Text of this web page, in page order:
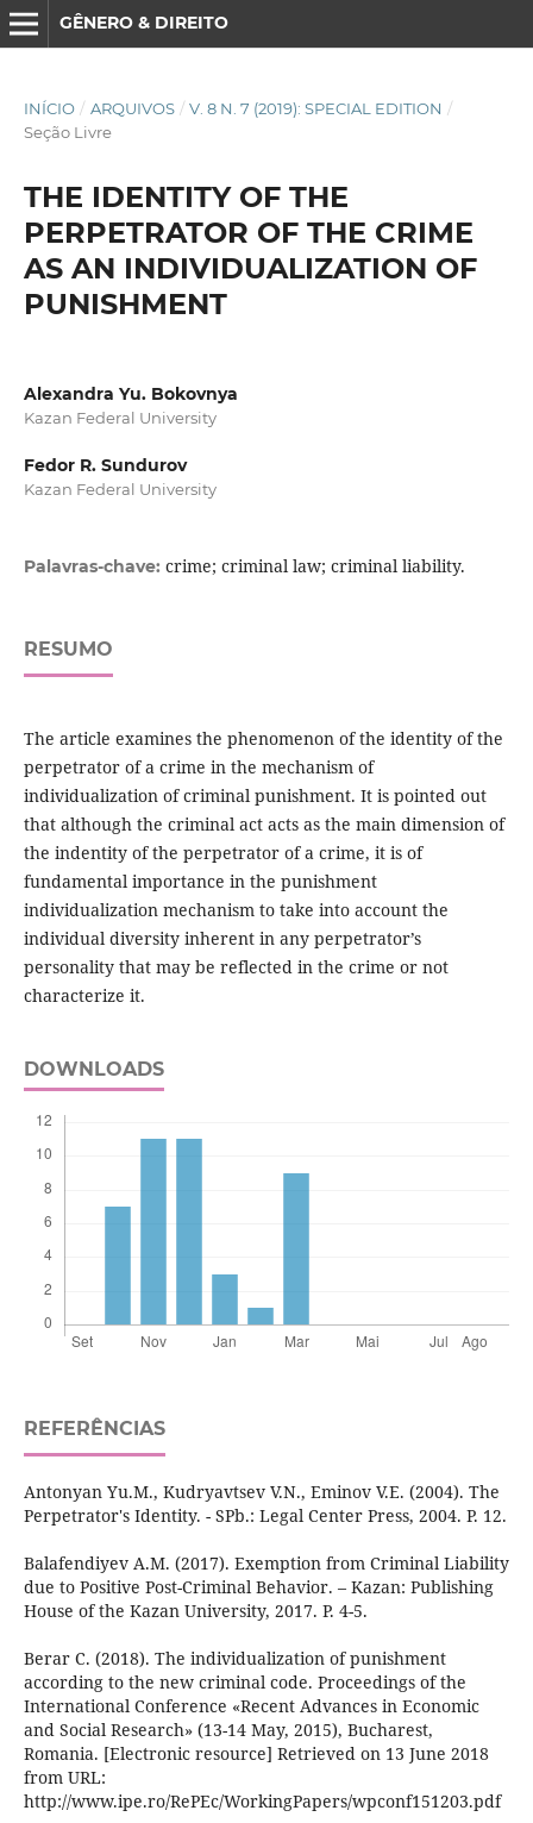
GÊNERO & DIREITO
INÍCIO / ARQUIVOS / V. 8 N. 7 (2019): SPECIAL EDITION /
Seção Livre
THE IDENTITY OF THE
PERPETRATOR OF THE CRIME
AS AN INDIVIDUALIZATION OF
PUNISHMENT
Alexandra Yu. Bokovnya
Kazan Federal University
Fedor R. Sundurov
Kazan Federal University
Palavras-chave: crime; criminal law; criminal liability.
RESUMO
The article examines the phenomenon of the identity of the
perpetrator of a crime in the mechanism of
individualization of criminal punishment. It is pointed out
that although the criminal act acts as the main dimension of
the indentity of the perpetrator of a crime, it is of
fundamental importance in the punishment
individualization mechanism to take into account the
individual diversity inherent in any perpetrator’s
personality that may be reflected in the crime or not
characterize it.
DOWNLOADS
REFERÊNCIAS
Antonyan Yu.M., Kudryavtsev V.N., Eminov V.E. (2004). The
Perpetrator's Identity. - SPb.: Legal Center Press, 2004. P. 12.
Balafendiyev A.M. (2017). Exemption from Criminal Liability
due to Positive Post-Criminal Behavior. – Kazan: Publishing
House of the Kazan University, 2017. P. 4-5.
Berar C. (2018). The individualization of punishment
according to the new criminal code. Proceedings of the
International Conference «Recent Advances in Economic
and Social Research» (13-14 May, 2015), Bucharest,
Romania. [Electronic resource] Retrieved on 13 June 2018
from URL:
http://www.ipe.ro/RePEc/WorkingPapers/wpconf151203.pdf